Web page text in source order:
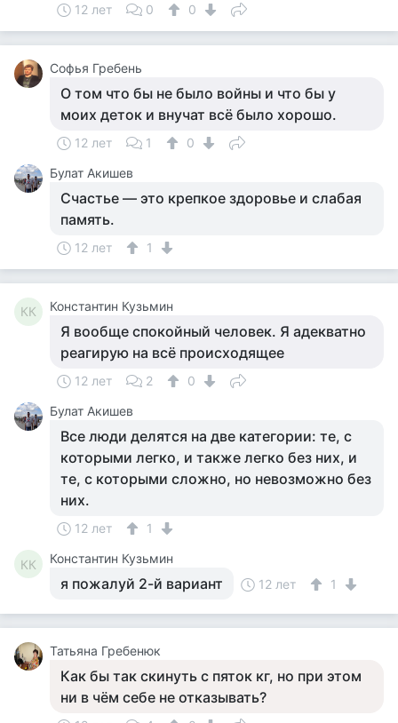
12 лет 0 0
Софья Гребень
О том что бы не было войны и что бы у
моих деток и внучат всё было хорошо.
12 лет 1
0
Булат Акишев
Счастье — это крепкое здоровье и слабая
память.
12 лет 1
КК Константин Кузьмин
Я вообще спокойный человек. Я адекватно
реагирую на всё происходящее
12 лет 2
0
Булат Акишев
Все люди делятся на две категории: те, с
которыми легко, и также легко без них, и
те, с которыми сложно, но невозможно без
них.
12 лет 1
КК Константин Кузьмин
я пожалуй 2-й вариант 12 лет 1
Татьяна Гребенюк
Как бы так скинуть с пяток кг, но при этом
ни в чём себе не отказывать?